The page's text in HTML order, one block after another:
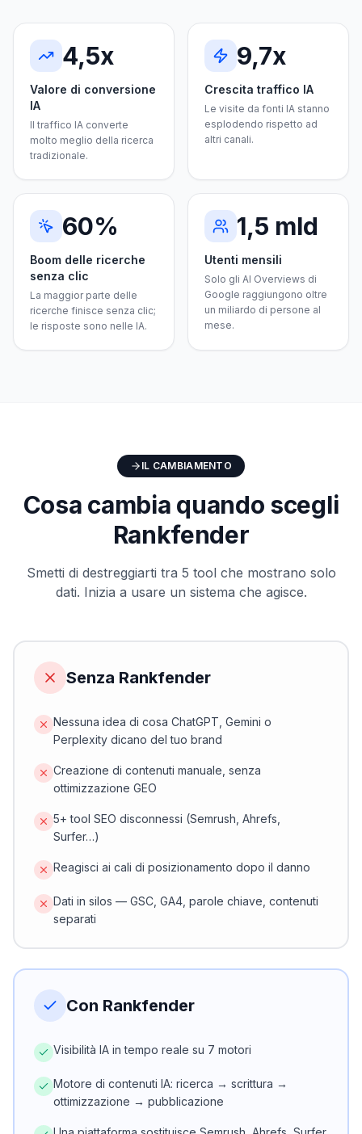
4,5x
Valore di conversione
IA
Il traffico IA converte
molto meglio della ricerca
tradizionale.
9,7x
Crescita traffico IA
Le visite da fonti IA stanno
esplodendo rispetto ad
altri canali.
60%
Boom delle ricerche
senza clic
La maggior parte delle
ricerche finisce senza clic;
le risposte sono nelle IA.
1,5 mld
Utenti mensili
Solo gli AI Overviews di
Google raggiungono oltre
un miliardo di persone al
mese.
IL CAMBIAMENTO
Cosa cambia quando scegli
Rankfender
Smetti di destreggiarti tra 5 tool che mostrano solo
dati. Inizia a usare un sistema che agisce.
Senza Rankfender
Nessuna idea di cosa ChatGPT, Gemini o
Perplexity dicano del tuo brand
Creazione di contenuti manuale, senza
ottimizzazione GEO
5+ tool SEO disconnessi (Semrush, Ahrefs,
Surfer…)
Reagisci ai cali di posizionamento dopo il danno
Dati in silos — GSC, GA4, parole chiave, contenuti
separati
Con Rankfender
Visibilità IA in tempo reale su 7 motori
Motore di contenuti IA: ricerca → scrittura →
ottimizzazione → pubblicazione